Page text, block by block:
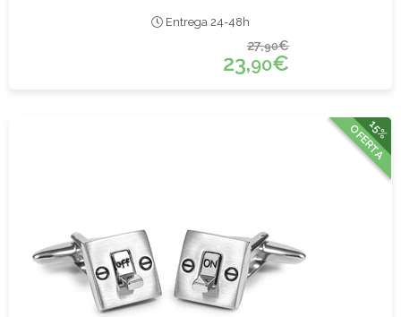
Entrega 24-48h
27,90€
23,90€
15%
OFERTA